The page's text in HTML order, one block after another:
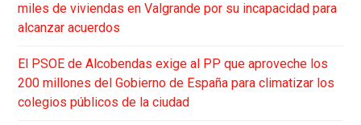
miles de viviendas en Valgrande por su incapacidad para
alcanzar acuerdos
El PSOE de Alcobendas exige al PP que aproveche los
200 millones del Gobierno de España para climatizar los
colegios públicos de la ciudad